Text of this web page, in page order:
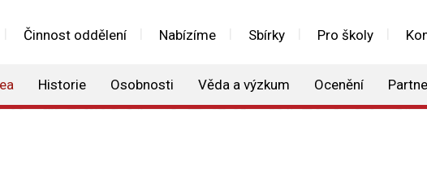
Činnost oddělení Nabízíme Sbírky Pro školy
Historie Osobnosti Věda a výzkum Ocenění